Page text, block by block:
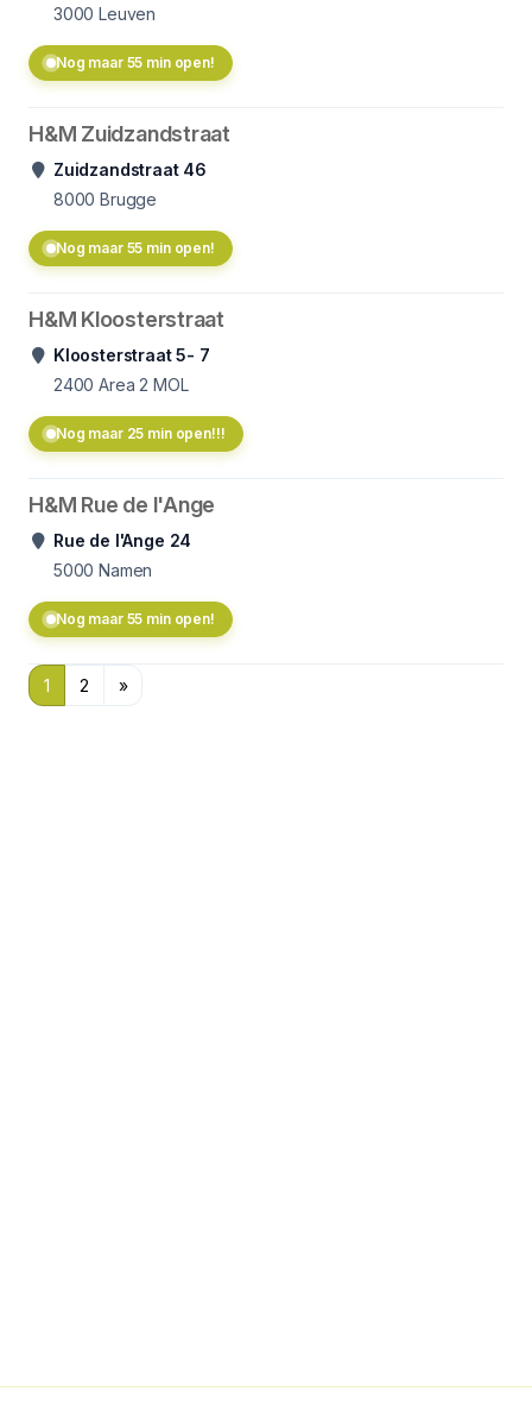
3000 Leuven
Nog maar 55 min open!
H&M Zuidzandstraat
Zuidzandstraat 46
8000 Brugge
Nog maar 55 min open!
H&M Kloosterstraat
Kloosterstraat 5- 7
2400 Area 2 MOL
Nog maar 25 min open!!!
H&M Rue de l'Ange
Rue de l'Ange 24
5000 Namen
Nog maar 55 min open!
1 2 »